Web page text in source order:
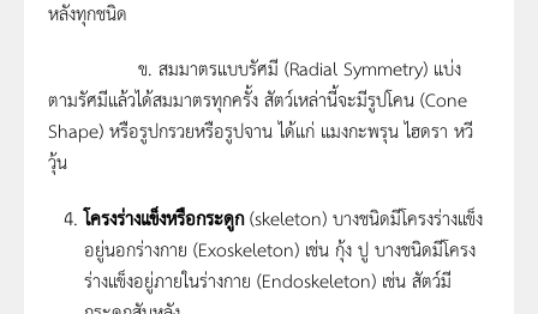
หลังทุกชนิด
ข. สมมาตรแบบรัศมี (Radial Symmetry) แบ่ง
ตามรัศมีแล้วได้สมมาตรทุกครั้ง สัตว์เหล่านี้จะมีรูปโคน (Cone
Shape) หรือรูปกรวยหรือรูปจาน ได้แก่ แมงกะพรุน ไฮดรา หวี
วุ้น
โครงร่างแข็งหรือกระดูก(skeleton) บางชนิดมีโครงร่างแข็ง
อยู่นอกร่างกาย (Exoskeleton) เช่น กุ้ง ปู บางชนิดมีโครง
ร่างแข็งอยู่ภายในร่างกาย (Endoskeleton) เช่น สัตว์มี